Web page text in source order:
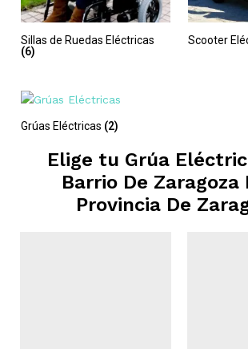
Sillas de Ruedas Eléctricas
(6)
Scooter
Grúas Eléctricas (2)
Elige tu Grúa
Barrio De Zaragoza
Provincia De